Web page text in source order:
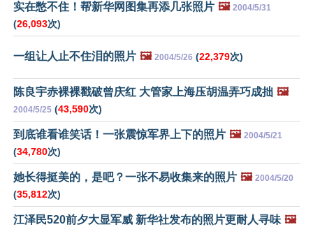
实在憋不住！帮新华网图集再添几张照片 🖼️ 2004/5/31
(26,093次)
一组让人止不住泪的照片 🖼️ 2004/5/26 (22,379次)
陈良宇赤裸裸戳破曾庆红 大管家上海压胡温弄巧成拙 🖼️
2004/5/25 (43,590次)
到底谁看谁笑话！一张震惊军界上下的照片 🖼️ 2004/5/21
(34,780次)
她长得挺美的，是吧？一张不易收集来的照片 🖼️ 2004/5/20
(35,812次)
江泽民520前夕大显军威 新华社发布的照片更耐人寻味 🖼️